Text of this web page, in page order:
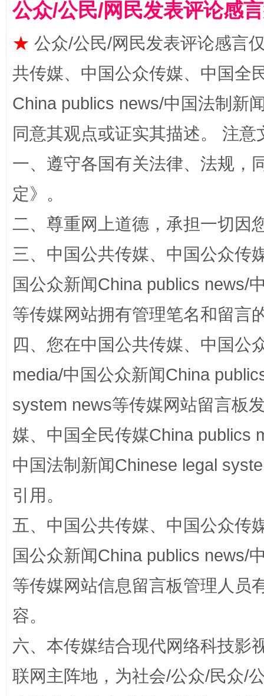
阿坝州三大球赛在茂县开幕 规模
国家大学科技园优化重塑工作
公众/公民/网民发表评论感
★ 公众/公民/网民发表评论感言
共传媒、中国公众传媒、中国全
China publics news/中国法制新
同意其观点或证实其描述。 注
一、遵守各国有关法律、法规，
定》。
二、尊重网上道德，承担一切因
三、中国公共传媒、中国公众传
国公众新闻China publics news/
等传媒网站拥有管理笔名和留言
四、您在中国公共传媒、中国公
media/中国公众新闻China
system news等传媒网站留言板
媒、中国全民传媒China publics
中国法制新闻Chinese legal
引用。
五、中国公共传媒、中国公众传
国公众新闻China publics news/
等传媒网站信息留言板管理人员
容。
六、本传媒结合现代网络科技影
联网主阵地，为社会/公众/民众/